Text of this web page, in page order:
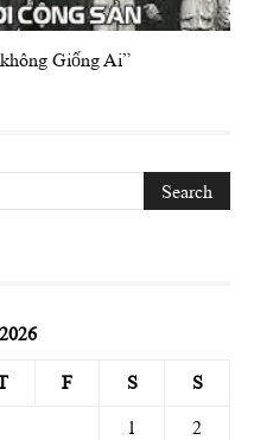
Giống Ai”
F S S
1 2